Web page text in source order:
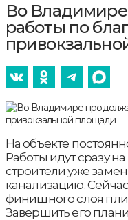
Во
работы по
На объекте
Работы идут сразу
строители уже
канализацию.
финишного слоя
Завершить его